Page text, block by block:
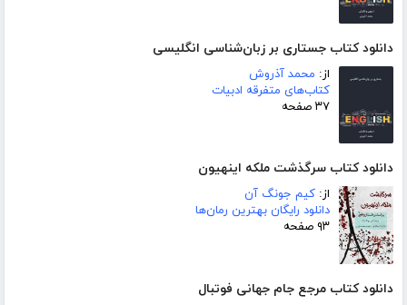
دانلود کتاب جستاری بر زبان‌شناسی انگلیسی
از: محمد آذروش
کتاب‌های متفرقه ادبیات
۳۷ صفحه
دانلود کتاب سرگذشت ملکه اینهیون
از: کیم جونگ آن
دانلود رایگان بهترین رمان‌ها
۹۳ صفحه
دانلود کتاب مرجع جام جهانی فوتبال